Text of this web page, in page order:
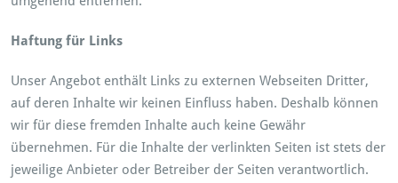
Haftung für Links
Unser Angebot enthält Links zu externen Webseiten Dritter,
auf deren Inhalte wir keinen Einfluss haben. Deshalb können
wir für diese fremden Inhalte auch keine Gewähr
übernehmen. Für die Inhalte der verlinkten Seiten ist stets der
jeweilige Anbieter oder Betreiber der Seiten verantwortlich.